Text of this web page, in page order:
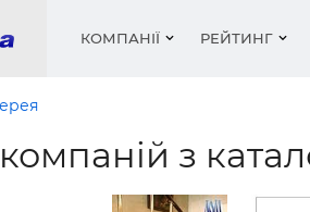
КОМПАНІЇ РЕЙТИНГ
з